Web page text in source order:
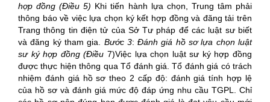
hợp đồng (Điều 5) Khi tiến hành lựa chọn, Trung tâm phải
thông báo về việc lựa chọn ký kết hợp đồng và đăng tải trên
Trang thông tin điện tử của Sở Tư pháp để các luật sư biết
và đăng ký tham gia. Bước 3:Đánh giá hồ sơ lựa chọn luật
sư ký hợp đồng (Điều 7)Việc lựa chọn luật sư ký hợp đồng
được thực hiện thông qua Tổ đánh giá. Tổ đánh giá có trách
nhiệm đánh giá hồ sơ theo 2 cấp độ: đánh giá tính hợp lệ
của hồ sơ và đánh giá mức độ đáp ứng nhu cầu TGPL. Chỉ